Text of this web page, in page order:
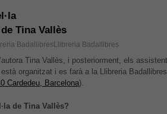
de Tina Vallès
BadallibresLlibreria Badallibres
Tina Vallès, i posteriorment, els
està organitzat i es farà a la Llibreria
Cardedeu, Barcelona).
de Tina Vallès?